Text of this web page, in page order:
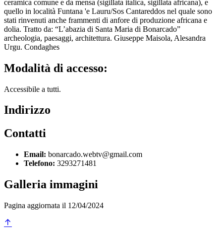
ceramica comune e da mensa (sigillata italica, sigillata africana), e
quello in località Funtana 'e Lauru/Sos Cantareddos nel quale sono
stati rinvenuti anche frammenti di anfore di produzione africana e
dolia. Tratto da: “L’abazia di Santa Maria di Bonarcado”
archeologia, paesaggi, architettura. Giuseppe Maisola, Alesandra
Urgu. Condaghes
Modalità di accesso:
Accessibile a tutti.
Indirizzo
Contatti
Email: bonarcado.webtv@gmail.com
Telefono: 3293271481
Galleria immagini
Pagina aggiornata il 12/04/2024